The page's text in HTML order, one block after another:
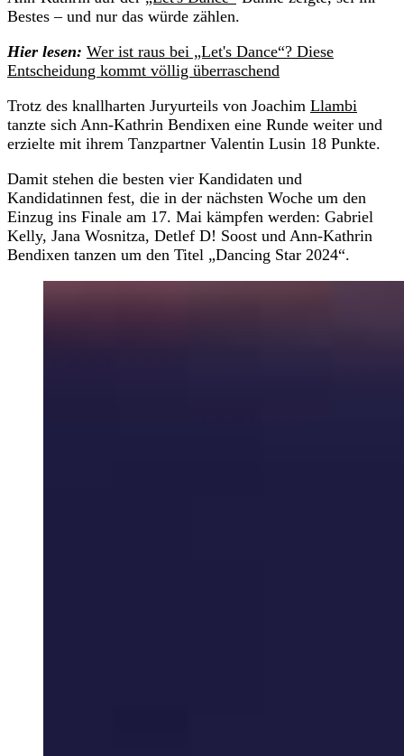
Bestes – und nur das würde zählen.
Hier lesen: Wer ist raus bei „Let's Dance“? Diese
Entscheidung kommt völlig überraschend
Trotz des knallharten Juryurteils von Joachim Llambi
tanzte sich Ann-Kathrin Bendixen eine Runde weiter und
erzielte mit ihrem Tanzpartner Valentin Lusin 18 Punkte.
Damit stehen die besten vier Kandidaten und
Kandidatinnen fest, die in der nächsten Woche um den
Einzug ins Finale am 17. Mai kämpfen werden: Gabriel
Kelly, Jana Wosnitza, Detlef D! Soost und Ann-Kathrin
Bendixen tanzen um den Titel „Dancing Star 2024“.